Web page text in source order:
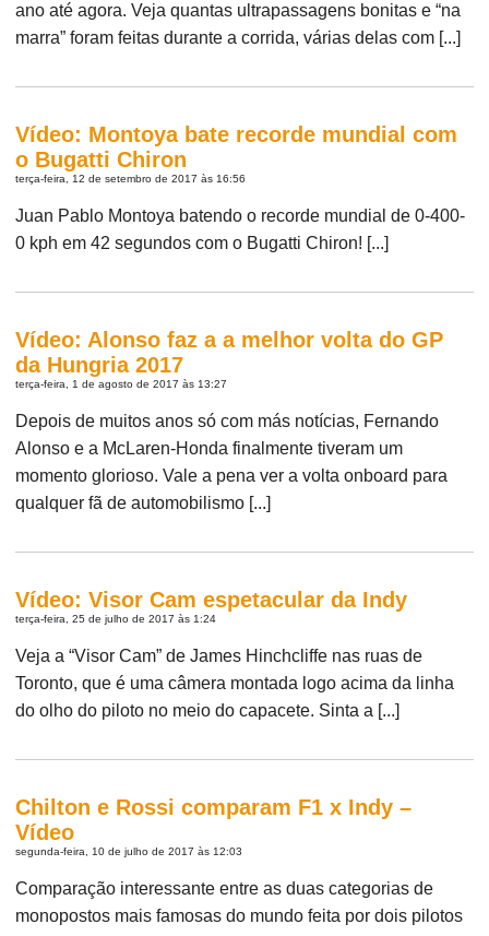
ano até agora. Veja quantas ultrapassagens bonitas e “na
marra” foram feitas durante a corrida, várias delas com [...]
Vídeo: Montoya bate recorde mundial com
o Bugatti Chiron
terça-feira, 12 de setembro de 2017 às 16:56
Juan Pablo Montoya batendo o recorde mundial de 0-400-
0 kph em 42 segundos com o Bugatti Chiron! [...]
Vídeo: Alonso faz a a melhor volta do GP
da Hungria 2017
terça-feira, 1 de agosto de 2017 às 13:27
Depois de muitos anos só com más notícias, Fernando
Alonso e a McLaren-Honda finalmente tiveram um
momento glorioso. Vale a pena ver a volta onboard para
qualquer fã de automobilismo [...]
Vídeo: Visor Cam espetacular da Indy
terça-feira, 25 de julho de 2017 às 1:24
Veja a “Visor Cam” de James Hinchcliffe nas ruas de
Toronto, que é uma câmera montada logo acima da linha
do olho do piloto no meio do capacete. Sinta a [...]
Chilton e Rossi comparam F1 x Indy –
Vídeo
segunda-feira, 10 de julho de 2017 às 12:03
Comparação interessante entre as duas categorias de
monopostos mais famosas do mundo feita por dois pilotos